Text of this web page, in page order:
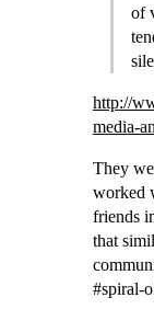
of
http://
media-
They
worked
friends
that
#spiral-